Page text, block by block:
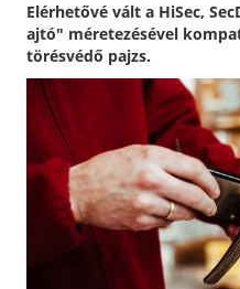
Elérhetővé vált a HiSec,
ajtó" méretezésével
törésvédő pajzs.